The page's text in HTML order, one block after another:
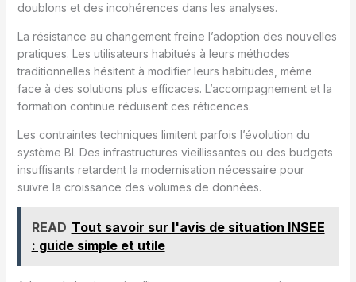
doublons et des incohérences dans les analyses.
La résistance au changement freine l’adoption des nouvelles
pratiques. Les utilisateurs habitués à leurs méthodes
traditionnelles hésitent à modifier leurs habitudes, même
face à des solutions plus efficaces. L’accompagnement et la
formation continue réduisent ces réticences.
Les contraintes techniques limitent parfois l’évolution du
système BI. Des infrastructures vieillissantes ou des budgets
insuffisants retardent la modernisation nécessaire pour
suivre la croissance des volumes de données.
READ Tout savoir sur l'avis de situation INSEE
: guide simple et utile